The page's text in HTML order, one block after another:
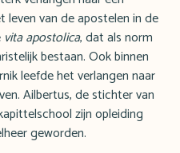
leven van de apostelen in de
vita apostolica, dat als norm
bestaan. Ook binnen
leefde het verlangen naar
Ailbertus, de stichter van
zijn opleiding
geworden.